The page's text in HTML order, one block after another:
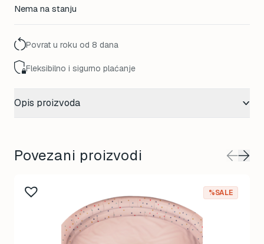
Nema na stanju
Povrat u roku od 8 dana
Fleksibilno i sigurno plaćanje
Opis proizvoda
Povezani proizvodi
%SALE